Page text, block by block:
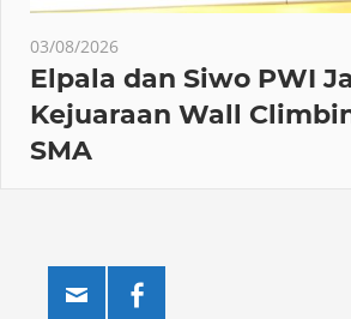
03/08/2026
Elpala dan Siwo PWI
Kejuaraan Wall
SMA